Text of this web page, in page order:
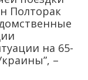
Полторак
на 65-
–